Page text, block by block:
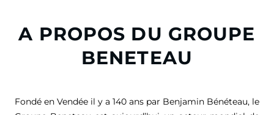
A PROPOS DU GROUPE
BENETEAU
Fondé en Vendée il y a 140 ans par Benjamin Bénéteau, le